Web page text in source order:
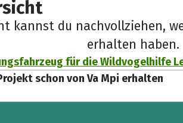
kannst du nachvollziehen,
erhalten haben.
für die Wildvogelhilfe
schon von Va Mpi erhalten